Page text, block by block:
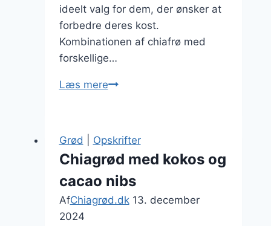
ideelt valg for dem, der ønsker at
forbedre deres kost.
Kombinationen af chiafrø med
forskellige…
Læs mereChiagrød
og
kombination
Grød Opskrifter
Chiagrød med kokos og
cacao nibs
AfChiagrød.dk 13. december
2024